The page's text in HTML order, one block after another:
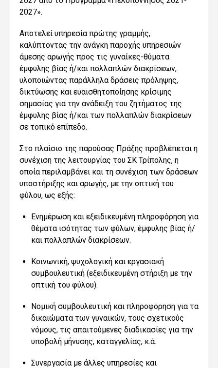
2027».
Αποτελεί υπηρεσία πρώτης γραμμής,
καλύπτοντας την ανάγκη παροχής υπηρεσιών
άμεσης αρωγής προς τις γυναίκες-θύματα
έμφυλης βίας ή/και πολλαπλών διακρίσεων,
υλοποιώντας παράλληλα δράσεις πρόληψης,
δικτύωσης και ευαισθητοποίησης κρίσιμης
σημασίας για την ανάδειξη του ζητήματος της
έμφυλης βίας ή/και των πολλαπλών διακρίσεων
σε τοπικό επίπεδο.
Στο πλαίσιο της παρούσας Πράξης προβλέπεται η
συνέχιση της λειτουργίας του ΣΚ Τρίπολης, η
οποία περιλαμβάνει και τη συνέχιση των δράσεων
υποστήριξης και αρωγής, με την οπτική του
φύλου, ως εξής:
Ενημέρωση και εξειδικευμένη πληροφόρηση για
θέματα ισότητας των φύλων, έμφυλης βίας ή/
και πολλαπλών διακρίσεων.
Κοινωνική, ψυχολογική και εργασιακή
συμβουλευτική (εξειδικευμένη στήριξη με την
οπτική του φύλου).
Νομική συμβουλευτική και πληροφόρηση για τα
δικαιώματα των γυναικών, τους σχετικούς
νόμους, τις απαιτούμενες διαδικασίες για την
υποβολή μήνυσης, καταγγελίας, κ.ά.
Συνεργασία με άλλες υπηρεσίες και